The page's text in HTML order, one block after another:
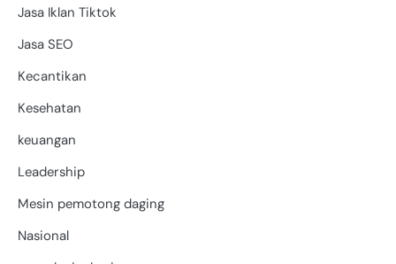
Jasa Iklan Tiktok
Jasa SEO
Kecantikan
Kesehatan
keuangan
Leadership
Mesin pemotong daging
Nasional